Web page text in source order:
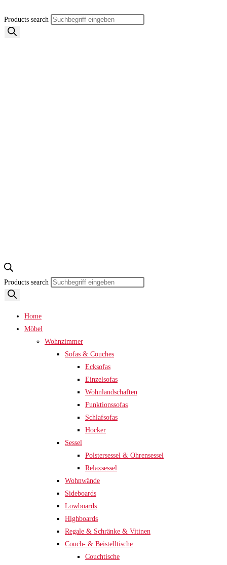
Products search
Products search
Home
Möbel
Wohnzimmer
Sofas & Couches
Ecksofas
Einzelsofas
Wohnlandschaften
Funktionssofas
Schlafsofas
Hocker
Sessel
Polstersessel & Ohrensessel
Relaxsessel
Wohnwände
Sideboards
Lowboards
Highboards
Regale & Schränke & Vitinen
Couch- & Beistelltische
Couchtische